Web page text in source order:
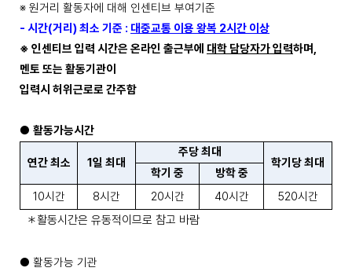
※ 원거리 활동자에 대해 인센티브 부여기준
- 시간(거리 )최소 기준 : 대중교통 이용 왕복 2시간 이상
※ 인센티브 입력 시간은 온라인 출근부에 대학 담당자가 입력하며 ,
멘토 또는 활동기관이
입력시 허위근로로 간주함
● 활동가능시간
연간 최소 1일 최대
주당 최대
학기당 최대
학기 중
방학 중
10시간 8시간 20시간 40시간 520시간
＊활동시간은 유동적이므로 참고 바람
● 활동가능 기관